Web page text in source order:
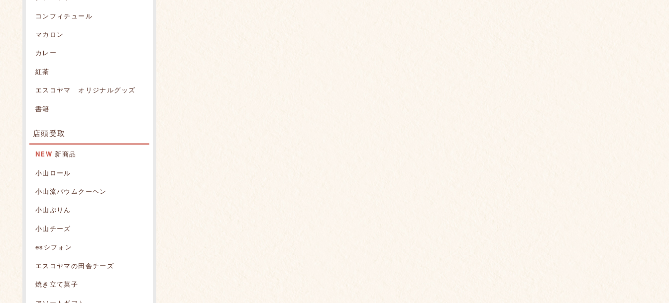
コンフィチュール
マカロン
カレー
紅茶
エスコヤマ オリジナルグッズ
書籍
店頭受取
NEW 新商品
小山ロール
小山流バウムクーヘン
小山ぷりん
小山チーズ
esシフォン
エスコヤマの田舎チーズ
焼き立て菓子